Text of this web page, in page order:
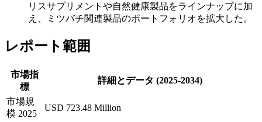
リスサプリメントや自然健康製品をラインナップに加
え、ミツバチ関連製品のポートフォリオを拡大した。
レポート範囲
市場指
標
詳細とデータ (2025-2034)
市場規
模 2025
USD 723.48 Million